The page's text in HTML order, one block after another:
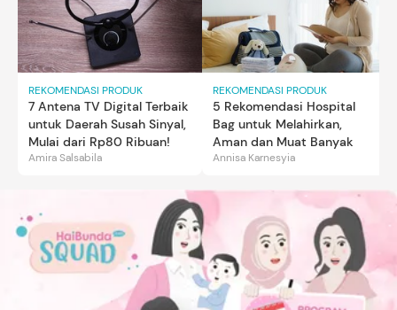
REKOMENDASI PRODUK
7 Antena TV Digital Terbaik
untuk Daerah Susah Sinyal,
Mulai dari Rp80 Ribuan!
Amira Salsabila
REKOMENDASI PRODUK
5 Rekomendasi Hospital
Bag untuk Melahirkan,
Aman dan Muat Banyak
Annisa Karnesyia